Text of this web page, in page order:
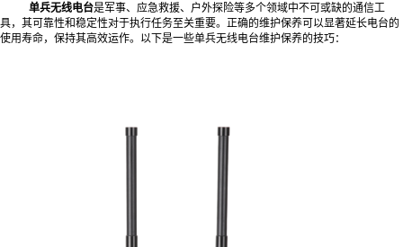
单兵无线电台是军事、应急救援、户外探险等多个领域中不可或缺的通信工
具，其可靠性和稳定性对于执行任务至关重要。正确的维护保养可以显著延长电台的
使用寿命，保持其高效运作。以下是一些单兵无线电台维护保养的技巧：